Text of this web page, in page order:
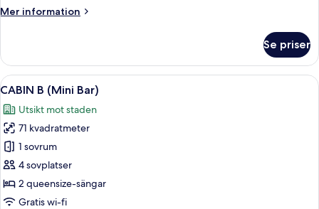
Benefits
Mer information
Mer
U
(Food
&
Benefits
Included)
Se priser
Öppna
alla
foton
för
CABIN
B
(Mini
Bar)
Ett modernt rum med en
7
CABIN B (Mini Bar)
Utsikt mot staden
71 kvadratmeter
1 sovrum
4 sovplatser
2 queensize-sängar
Gratis wi-fi